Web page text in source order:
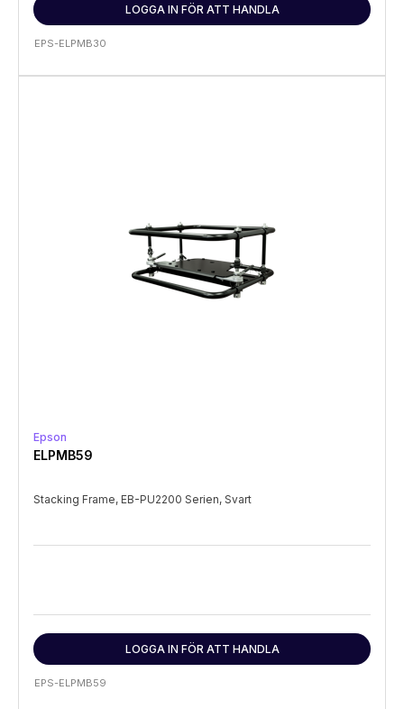
LOGGA IN FÖR ATT HANDLA
EPS-ELPMB30
Epson
ELPMB59
Stacking Frame, EB-PU2200 Serien, Svart
LOGGA IN FÖR ATT HANDLA
EPS-ELPMB59